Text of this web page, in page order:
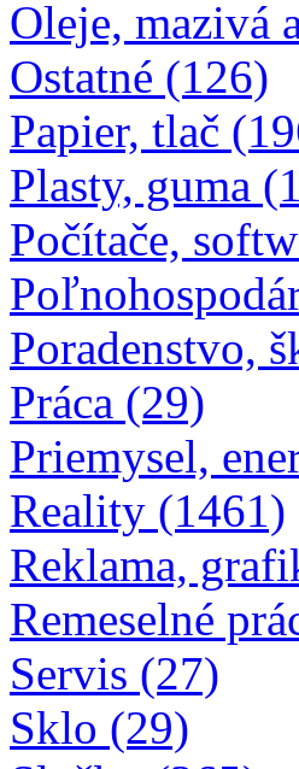
Oleje, mazivá
Ostatné (126)
Papier, tlač
Plasty, guma
Počítače,
Poradenstvo,
Práca (29)
Priemysel,
Reality (1461)
Reklama,
Remeselné
Servis (27)
Sklo (29)